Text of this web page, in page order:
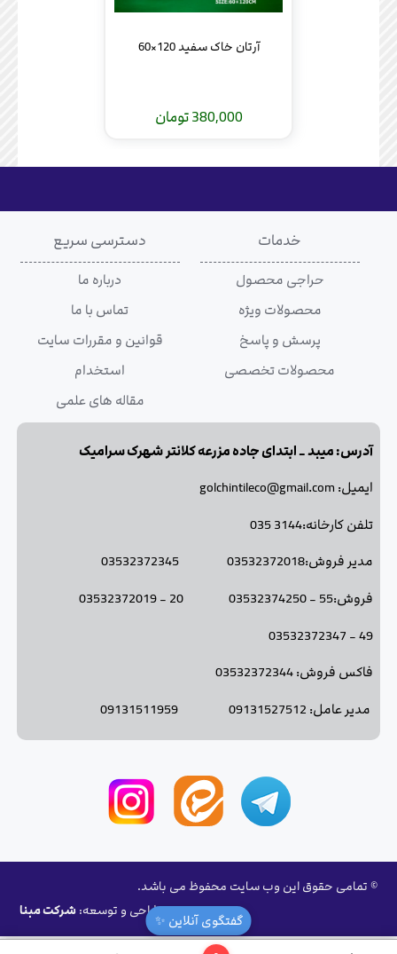
آرتان خاک سفید 120×60
380,000 تومان
گفتگوی آنلاین ✨
خدمات
حراجی محصول
محصولات ویژه
پرسش و پاسخ
محصولات تخصصی
دسترسی سریع
درباره ما
تماس با ما
قوانین و مقررات سایت
استخدام
مقاله های علمی
آدرس: میبد _ ابتدای جاده مزرعه کلانتر شهرک سرامیک
ایمیل: golchintileco@gmail.com
تلفن کارخانه:3144 035
مدیر فروش:03532372018 03532372345
فروش:55 - 03532374250 20 - 03532372019
49 - 03532372347
فاکس فروش: 03532372344
مدیر عامل: 09131527512 09131511959
© تمامی حقوق این وب سایت محفوظ می باشد.
طراحی و توسعه: شرکت مبنا